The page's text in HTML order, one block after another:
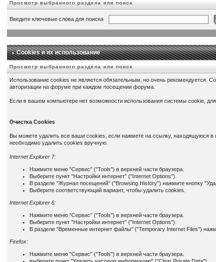
Просмотр выбранного раздела или поиск
Введите ключевые слова для поиска
Cookies и их использование
Просмотр выбранного раздела или поиск
Использование cookies не является обязательным, но очень рекомендуется.
авторизации на форуме при каждом посещении форума.
Если в вашем компьютере нет возможности использования системы cookie,
Очистка Cookies
Вы можете удалить все ваши cookies, если нажмете на ссылку, находящуюся в
необходимо удалить cookies вручную.
Internet Explorer 7:
Нажмите меню "Сервис" ("Tools") в верхней части браузера.
Выберите пункт "Настройки интернет" ("Internet Options").
В разделе "Журнал посещений" ("Browsing History") нажмите кнопку
Выберите соответствующий вариант, чтобы удалить cookies.
Internet Explorer 6:
Нажмите меню "Сервис" ("Tools") в верхней части браузера.
Выберите пункт "Настройки интернет" ("Internet Options").
В разделе "Временные интернет файлы" ("Temporary Internet Files")
Firefox:
Нажмите меню "Сервис" ("Tools") в верхней части браузера.